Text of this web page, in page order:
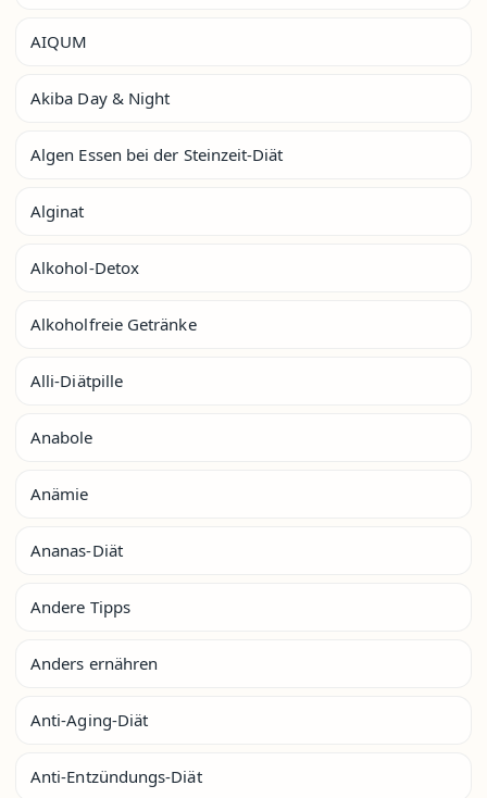
AIQUM
Akiba Day & Night
Algen Essen bei der Steinzeit-Diät
Alginat
Alkohol-Detox
Alkoholfreie Getränke
Alli-Diätpille
Anabole
Anämie
Ananas-Diät
Andere Tipps
Anders ernähren
Anti-Aging-Diät
Anti-Entzündungs-Diät